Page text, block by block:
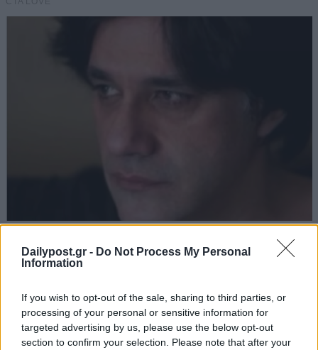
Dailypost.gr - Do Not Process My Personal
Information
If you wish to opt-out of the sale, sharing to third parties, or
processing of your personal or sensitive information for
targeted advertising by us, please use the below opt-out
section to confirm your selection. Please note that after your